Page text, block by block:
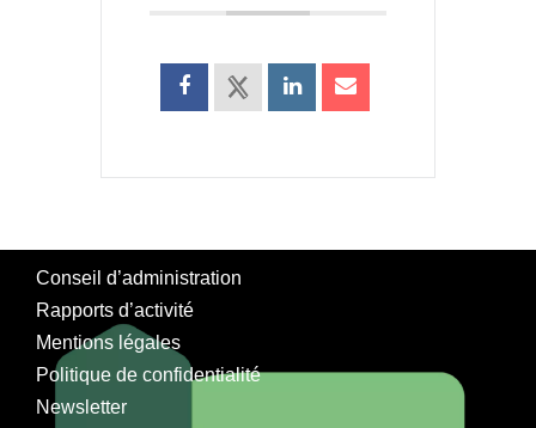
Conseil d’administration
Rapports d’activité
Mentions légales
Politique de confidentialité
Newsletter